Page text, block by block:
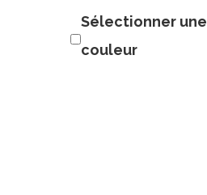
Sélectionner une
couleur